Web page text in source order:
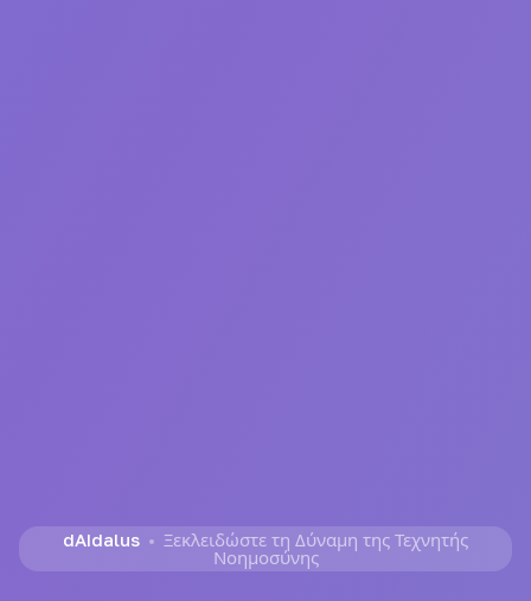
dAIdalus
Ξεκλειδώστε τη Δύναμη της Τεχνητής
Νοημοσύνης